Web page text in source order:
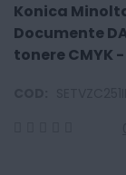
Konica
Documente
tonere CMYK